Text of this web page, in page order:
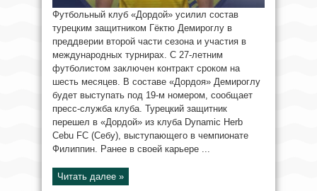
Футбольный клуб «Дордой» усилил состав
турецким защитником Гёктю Демироглу в
преддверии второй части сезона и участия в
международных турнирах. С 27-летним
футболистом заключен контракт сроком на
шесть месяцев. В составе «Дордоя» Демироглу
будет выступать под 19-м номером, сообщает
пресс-служба клуба. Турецкий защитник
перешел в «Дордой» из клуба Dynamic Herb
Cebu FC (Себу), выступающего в чемпионате
Филиппин. Ранее в своей карьере ...
Читать далее »